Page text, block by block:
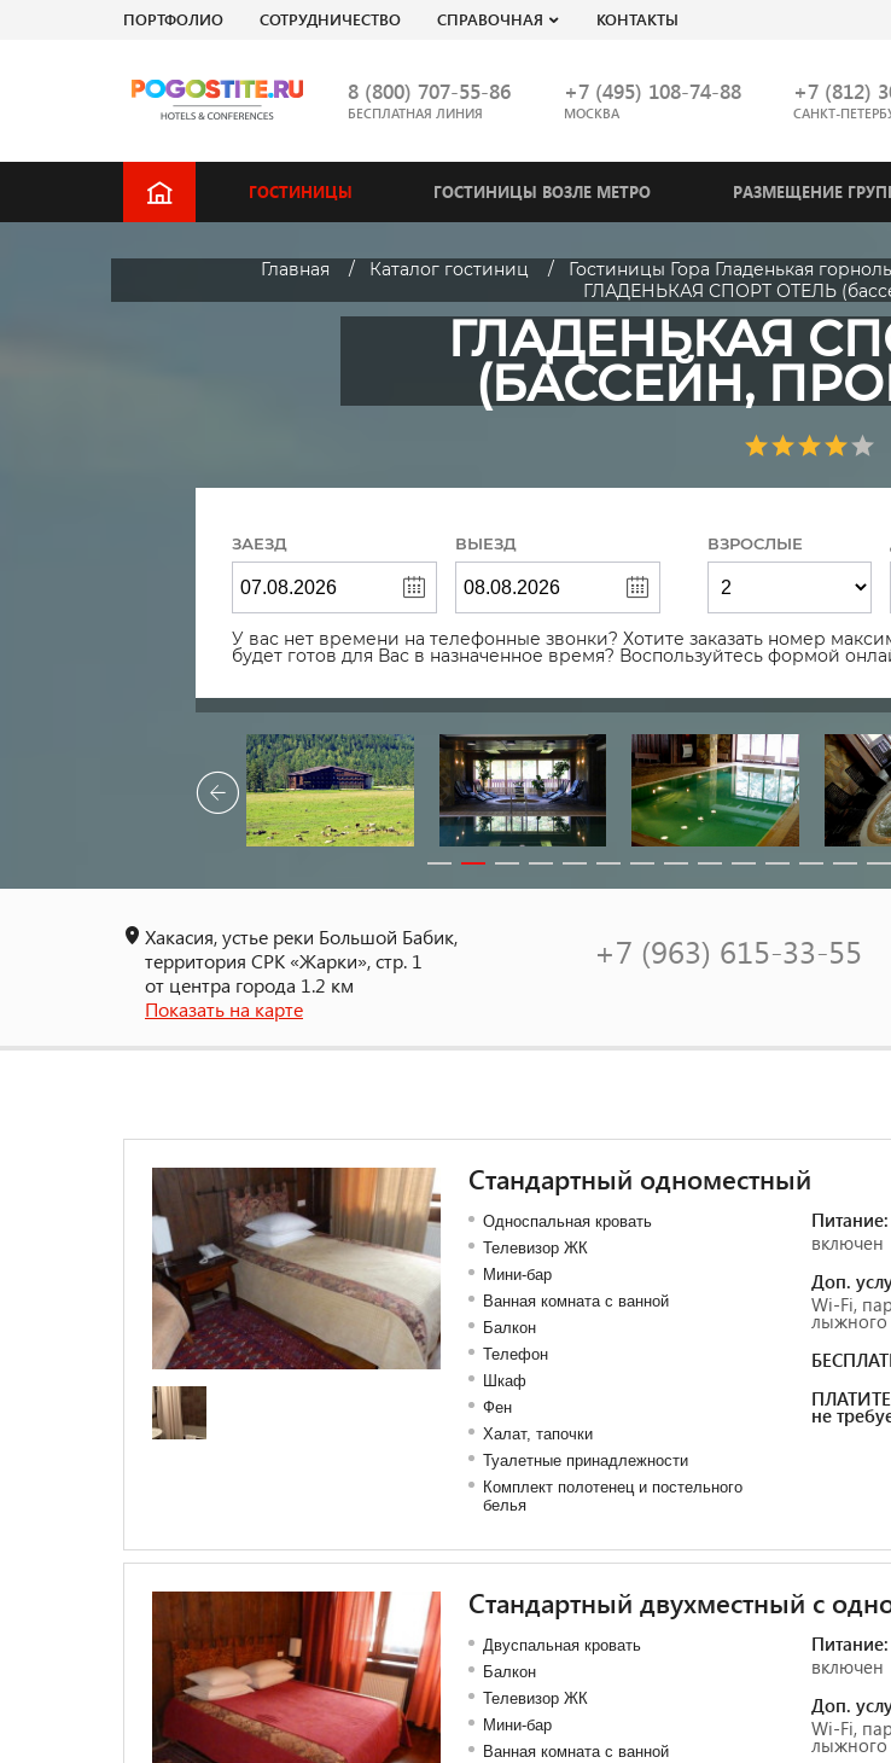
ПОРТФОЛИО СОТРУДНИЧЕСТВО СПРАВОЧНАЯ КОНТАКТЫ
8 (800) 707-55-86
БЕСПЛАТНАЯ ЛИНИЯ
+7 (495) 108-74-88
МОСКВА
+7 (812)
САНКТ-
ГОСТИНИЦЫ ГОСТИНИЦЫ ВОЗЛЕ МЕТРО РАЗМЕЩЕНИЕ
Главная Каталог гостиниц Гостиницы Гора Гладенькая
ГЛАДЕНЬКАЯ СПОРТ ОТЕЛЬ
ГЛАДЕНЬКАЯ
(БАССЕЙН,
ЗАЕЗД ВЫЕЗД ВЗРОСЛЫЕ
У вас нет времени на телефонные звонки? Хотите заказать номер
будет готов для Вас в назначенное время? Воспользуйтесь формой
Хакасия, устье реки Большой Бабик,
территория СРК «Жарки», стр. 1
от центра города 1.2 км
Показать на карте
+7 (963) 615-33-55
Стандартный одноместный
Односпальная кровать
Телевизор ЖК
Мини-бар
Ванная комната с ванной
Балкон
Телефон
Шкаф
Фен
Халат, тапочки
Туалетные принадлежности
Комплект полотенец и постельного
белья
Питание:
включен
Доп.
Wi-Fi,
лыжного
не
Стандартный двухместный с
Двуспальная кровать
Балкон
Телевизор ЖК
Мини-бар
Ванная комната с ванной
Питание:
включен
Доп.
Wi-Fi,
лыжного